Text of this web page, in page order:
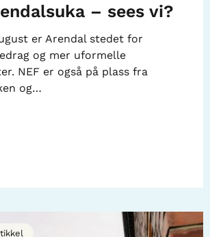
– sees vi?
er Arendal stedet for
og mer uformelle
NEF er også på plass fra
og…